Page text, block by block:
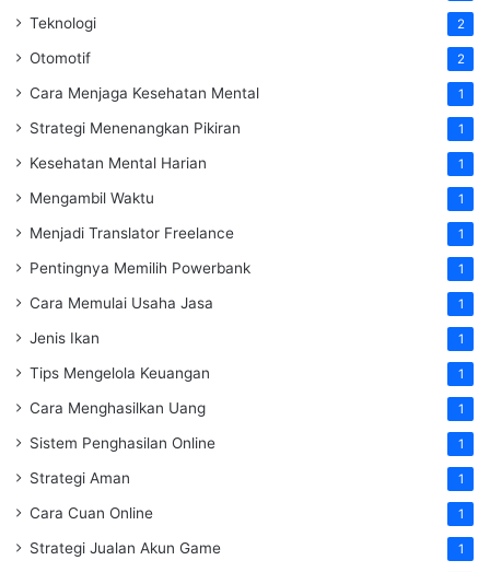
Teknologi 2
Otomotif 2
Cara Menjaga Kesehatan Mental 1
Strategi Menenangkan Pikiran 1
Kesehatan Mental Harian 1
Mengambil Waktu 1
Menjadi Translator Freelance 1
Pentingnya Memilih Powerbank 1
Cara Memulai Usaha Jasa 1
Jenis Ikan 1
Tips Mengelola Keuangan 1
Cara Menghasilkan Uang 1
Sistem Penghasilan Online 1
Strategi Aman 1
Cara Cuan Online 1
Strategi Jualan Akun Game 1